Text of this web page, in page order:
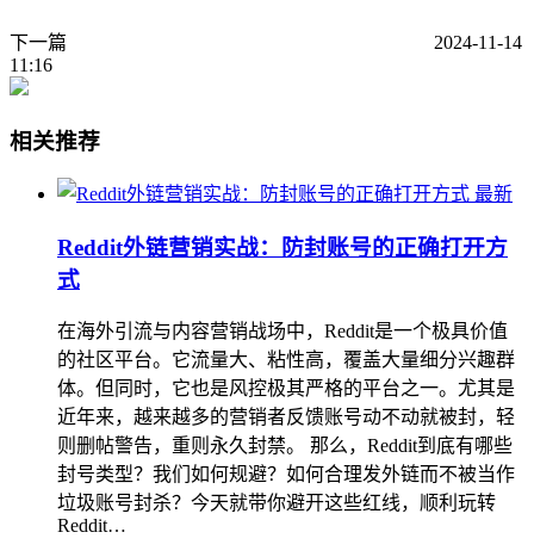
下一篇
2024-11-14
11:16
相关推荐
最新
Reddit外链营销实战：防封账号的正确打开方
式
在海外引流与内容营销战场中，Reddit是一个极具价值
的社区平台。它流量大、粘性高，覆盖大量细分兴趣群
体。但同时，它也是风控极其严格的平台之一。尤其是
近年来，越来越多的营销者反馈账号动不动就被封，轻
则删帖警告，重则永久封禁。 那么，Reddit到底有哪些
封号类型？我们如何规避？如何合理发外链而不被当作
垃圾账号封杀？今天就带你避开这些红线，顺利玩转
Reddit…